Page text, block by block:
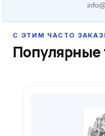
Популярные